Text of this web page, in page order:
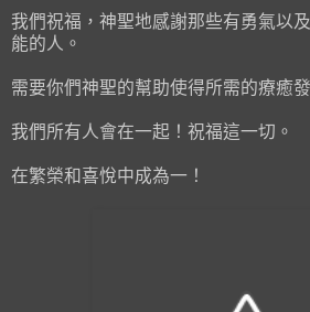
我們祝福，神聖地感謝那些有勇氣以
能的人。
需要你們神聖的幫助使得所需的療癒發
我們所有人會在一起！祝福這一切。
在繁榮和喜悅中成為一！